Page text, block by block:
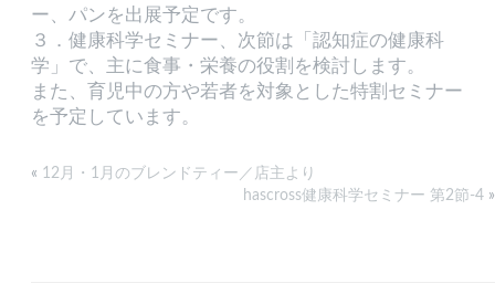
ー、パンを出展予定です。
３．健康科学セミナー、次節は「認知症の健康科
学」で、主に食事・栄養の役割を検討します。
また、育児中の方や若者を対象とした特割セミナー
を予定しています。
« 12月・1月のブレンドティー／店主より
hascross健康科学セミナー 第2節-4 »